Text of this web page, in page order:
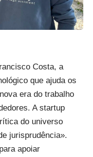
Costa, a
que ajuda os
era do trabalho
A startup
do universo
jurisprudência».
apoiar